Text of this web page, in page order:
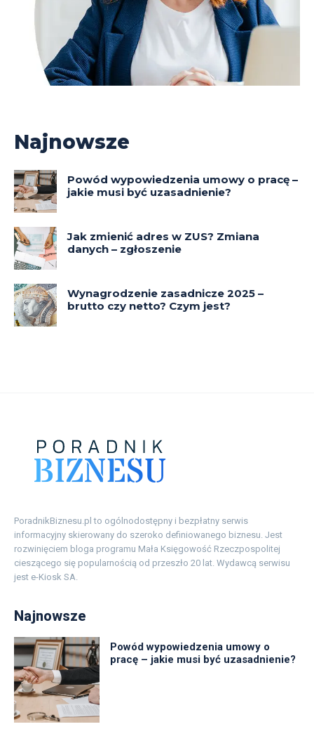
PoradnikBiznesu.pl to ogólnodostępny i bezpłatny serwis
informacyjny skierowany do szeroko definiowanego biznesu. Jest
rozwinięciem bloga programu Mała Księgowość Rzeczpospolitej
cieszącego się popularnością od przeszło 20 lat. Wydawcą serwisu
jest e-Kiosk SA.
Najnowsze
Powód wypowiedzenia umowy o
pracę – jakie musi być uzasadnienie?